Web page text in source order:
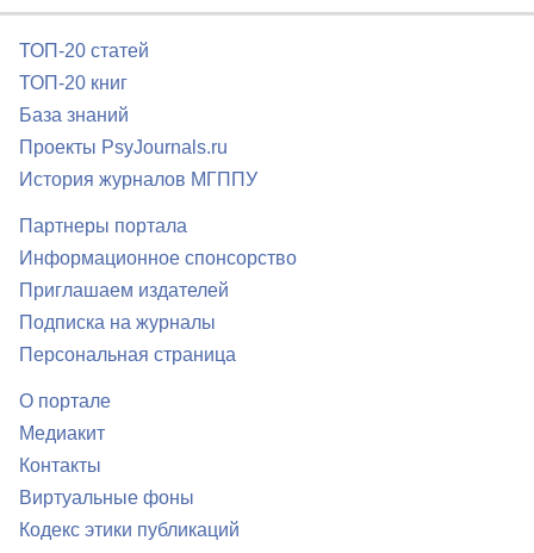
ТОП-20 статей
ТОП-20 книг
База знаний
Проекты PsyJournals.ru
История журналов МГППУ
Партнеры портала
Информационное спонсорство
Приглашаем издателей
Подписка на журналы
Персональная страница
О портале
Медиакит
Контакты
Виртуальные фоны
Кодекс этики публикаций